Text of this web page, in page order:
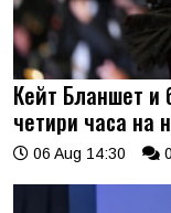
Кейт Бланшет и
четири часа на
06 Aug 14:30 0